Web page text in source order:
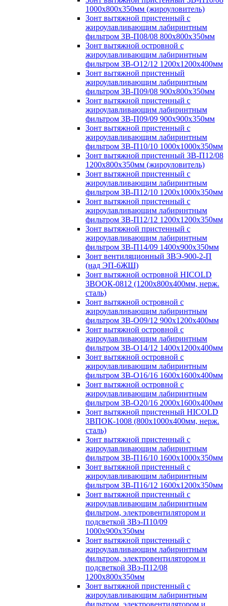
1000х800х350мм (жироуловитель)
Зонт вытяжной пристенный с
жироулавливающим лабиринтным
фильтром ЗВ-П08/08 800х800х350мм
Зонт вытяжной островной с
жироулавливающим лабиринтным
фильтром ЗВ-О12/12 1200х1200х400мм
Зонт вытяжной пристенный
жироулавливающим лабиринтным
фильтром ЗВ-П09/08 900х800х350мм
Зонт вытяжной пристенный с
жироулавливающим лабиринтным
фильтром ЗВ-П09/09 900х900х350мм
Зонт вытяжной пристенный с
жироулавливающим лабиринтным
фильтром ЗВ-П10/10 1000х1000х350мм
Зонт вытяжной пристенный ЗВ-П12/08
1200х800х350мм (жироуловитель)
Зонт вытяжной пристенный с
жироулавливающим лабиринтным
фильтром ЗВ-П12/10 1200х1000х350мм
Зонт вытяжной пристенный с
жироулавливающим лабиринтным
фильтром ЗВ-П12/12 1200х1200х350мм
Зонт вытяжной пристенный с
жироулавливающим лабиринтным
фильтром ЗВ-П14/09 1400х900х350мм
Зонт вентиляционный ЗВЭ-900-2-П
(над ЭП-6ЖШ)
Зонт вытяжной островной HICOLD
ЗВООК-0812 (1200х800x400мм, нерж.
сталь)
Зонт вытяжной островной с
жироулавливающим лабиринтным
фильтром ЗВ-О09/12 900х1200х400мм
Зонт вытяжной островной с
жироулавливающим лабиринтным
фильтром ЗВ-О14/12 1400х1200х400мм
Зонт вытяжной островной с
жироулавливающим лабиринтным
фильтром ЗВ-О16/16 1600х1600х400мм
Зонт вытяжной островной с
жироулавливающим лабиринтным
фильтром ЗВ-О20/16 2000х1600х400мм
Зонт вытяжной пристенный HICOLD
ЗВПОК-1008 (800х1000х400мм, нерж.
сталь)
Зонт вытяжной пристенный с
жироулавливающим лабиринтным
фильтром ЗВ-П16/10 1600х1000х350мм
Зонт вытяжной пристенный с
жироулавливающим лабиринтным
фильтром ЗВ-П16/12 1600х1200х350мм
Зонт вытяжной пристенный с
жироулавливающим лабиринтным
фильтром, электровентилятором и
подсветкой ЗВэ-П10/09
1000х900х350мм
Зонт вытяжной пристенный с
жироулавливающим лабиринтным
фильтром, электровентилятором и
подсветкой ЗВэ-П12/08
1200х800х350мм
Зонт вытяжной пристенный с
жироулавливающим лабиринтным
фильтром, электровентилятором и